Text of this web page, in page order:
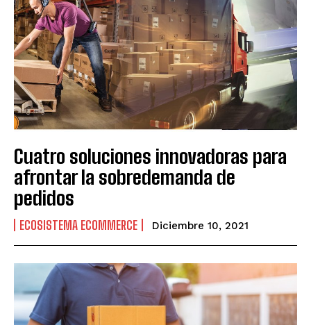
Cuatro soluciones innovadoras para
afrontar la sobredemanda de
pedidos
ECOSISTEMA ECOMMERCE Diciembre 10, 2021